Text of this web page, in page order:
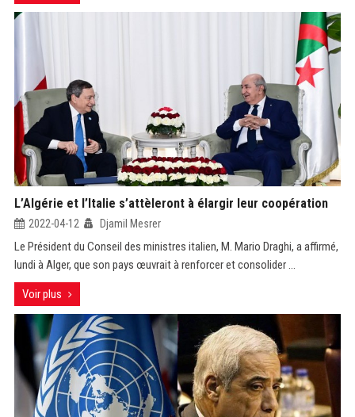
L’Algérie et l’Italie s’attèleront à élargir leur coopération
2022-04-12 Djamil Mesrer
Le Président du Conseil des ministres italien, M. Mario Draghi, a affirmé,
lundi à Alger, que son pays œuvrait à renforcer et consolider ...
Voir plus